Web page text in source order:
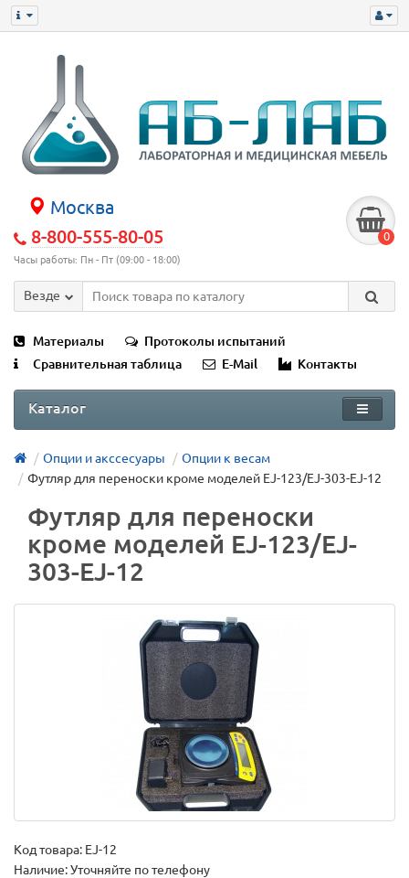
Москва
8-800-555-80-05
Часы работы: Пн - Пт (09:00 - 18:00)
0
Везде
Материалы
Протоколы испытаний
Сравнительная таблица
E-Mail Контакты
Каталог
Опции и акссесуары
Опции к весам
Футляр для переноски кроме моделей EJ-123/EJ-303-EJ-12
Футляр для переноски
кроме моделей EJ-123/EJ-
303-EJ-12
Код товара: EJ-12
Наличие: Уточняйте по телефону